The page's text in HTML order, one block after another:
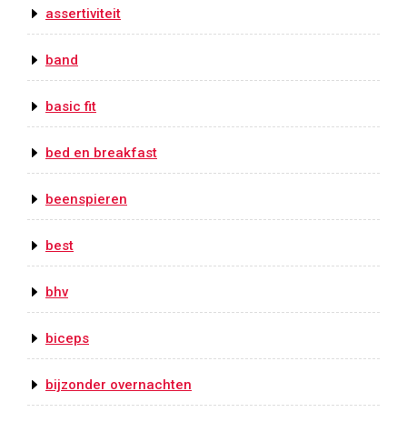
assertiviteit
band
basic fit
bed en breakfast
beenspieren
best
bhv
biceps
bijzonder overnachten